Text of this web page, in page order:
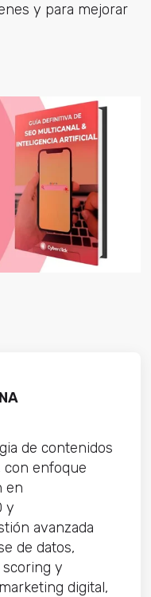
y para mejorar
de contenidos
con enfoque
en
y
avanzada
de datos,
y
digital,